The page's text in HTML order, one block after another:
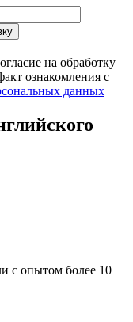
на обработку
ознакомления с
данных
с опытом более 10